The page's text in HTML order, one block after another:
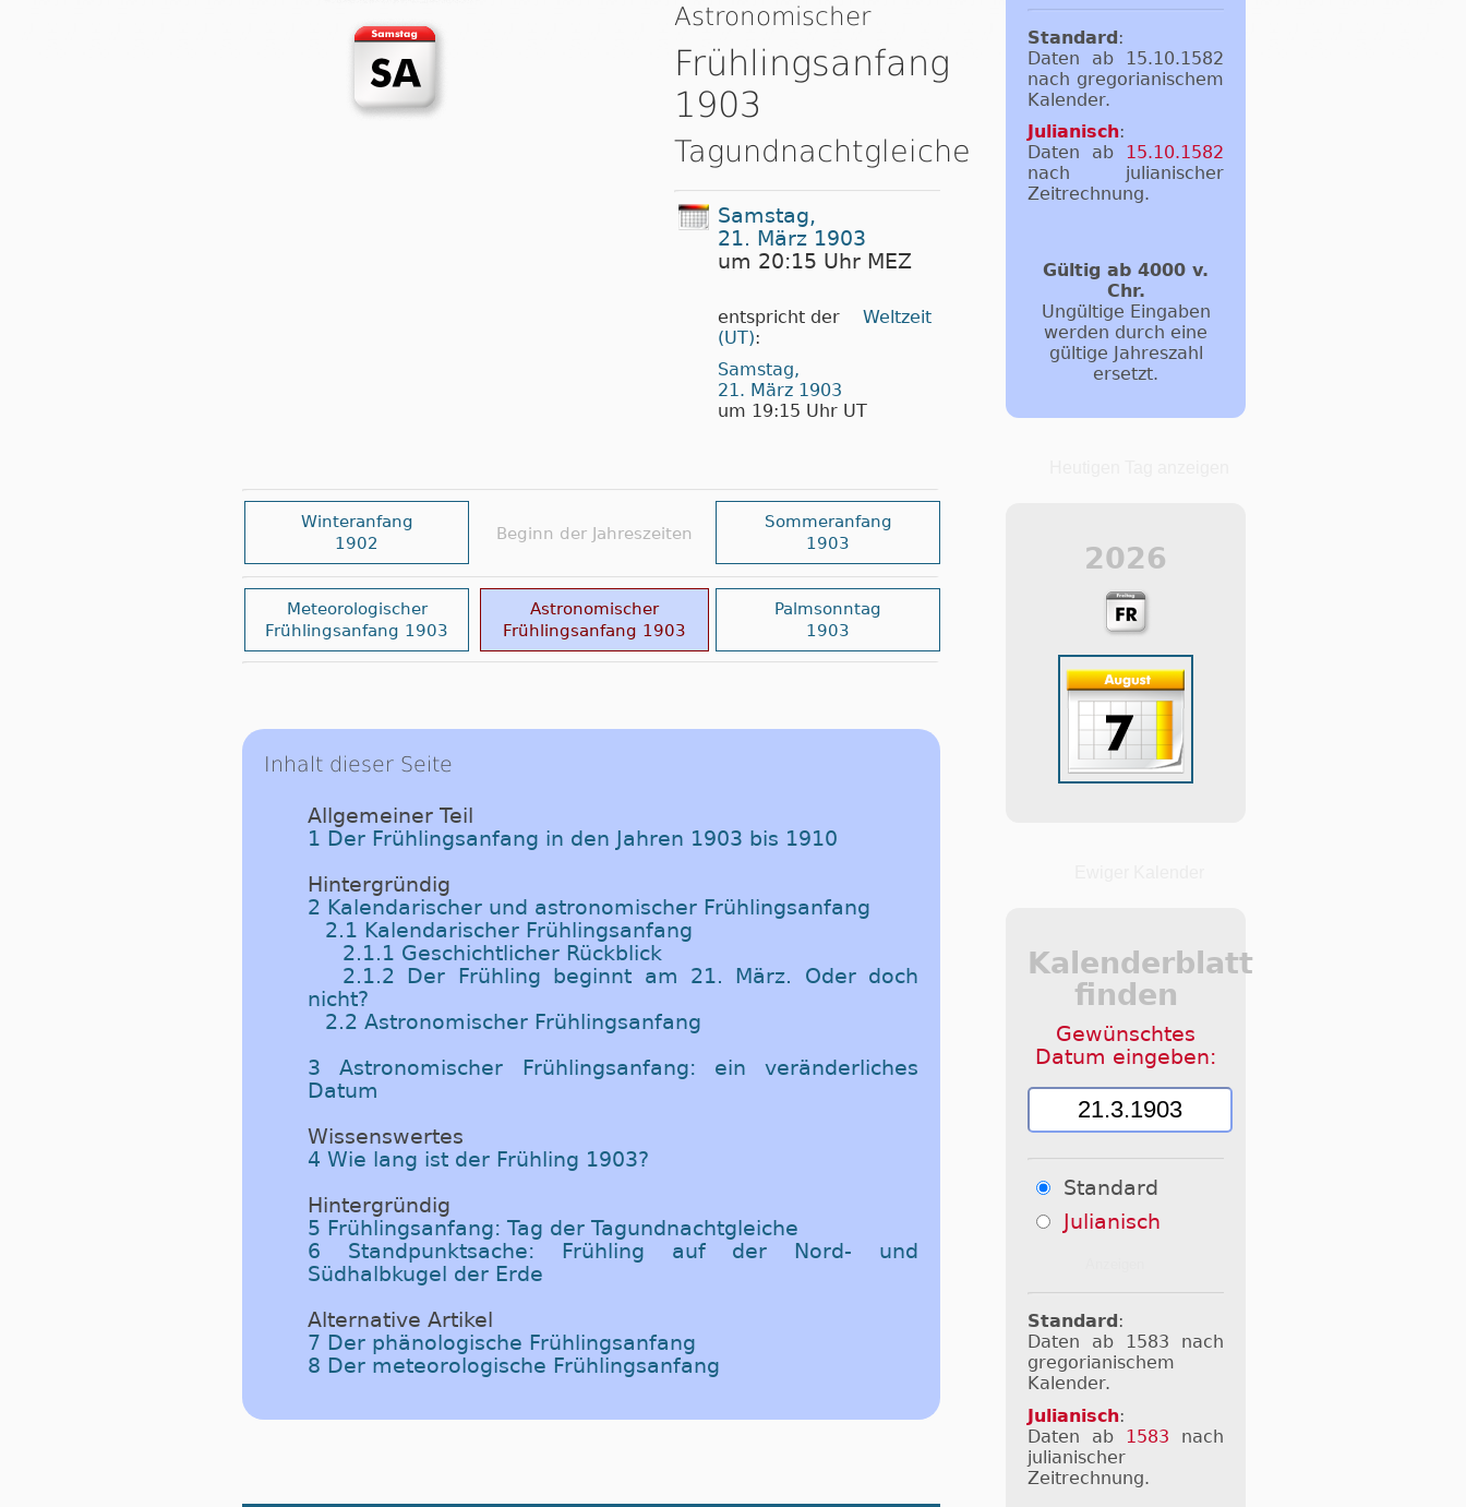
Astronomischer
Frühlingsanfang
1903
Tagundnachtgleiche
Samstag,
21. März 1903
um 20:15 Uhr MEZ
entspricht der
Weltzeit
(UT):
Samstag,
21. März 1903
um 19:15 Uhr UT
Winteranfang
1902
Beginn der Jahreszeiten
Sommeranfang
1903
Meteorologischer
Frühlingsanfang 1903
Astronomischer
Frühlingsanfang 1903
Palmsonntag
1903
Inhalt dieser Seite
Allgemeiner Teil
1 Der Frühlingsanfang in den Jahren 1903 bis 1910
Hintergründig
2 Kalendarischer und astronomischer Frühlingsanfang
2.1 Kalendarischer Frühlingsanfang
2.1.1 Geschichtlicher Rückblick
2.1.2 Der Frühling beginnt am 21. März. Oder doch
nicht?
2.2 Astronomischer Frühlingsanfang
3 Astronomischer Frühlingsanfang: ein veränderliches
Datum
Wissenswertes
4 Wie lang ist der Frühling 1903?
Hintergründig
5 Frühlingsanfang: Tag der Tagundnachtgleiche
6 Standpunktsache: Frühling auf der Nord- und
Südhalbkugel der Erde
Alternative Artikel
7 Der phänologische Frühlingsanfang
8 Der meteorologische Frühlingsanfang
Standard:
Daten ab 15.10.1582
nach gregorianischem
Kalender.
Julianisch:
Daten ab 15.10.1582
nach julianischer
Zeitrechnung.
Gültig ab 4000 v.
Chr.
Ungültige Eingaben
werden durch eine
gültige Jahreszahl
ersetzt.
2026
Kalenderblatt
finden
Gewünschtes
Datum eingeben:
Standard
Julianisch
Standard:
Daten ab 1583 nach
gregorianischem
Kalender.
Julianisch:
Daten ab 1583 nach
julianischer
Zeitrechnung.